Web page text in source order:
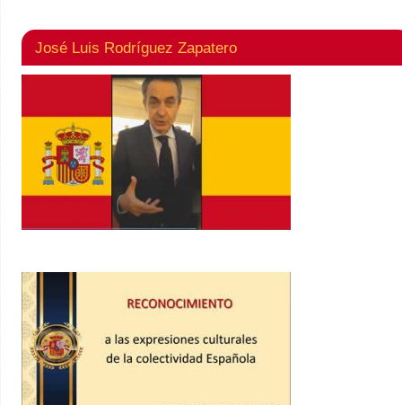
José Luis Rodríguez Zapatero